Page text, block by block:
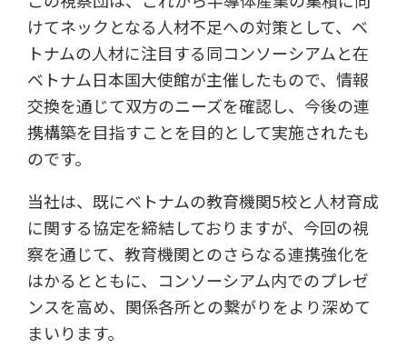
けてネックとなる人材不足への対策として、ベ
トナムの人材に注目する同コンソーシアムと在
ベトナム日本国大使館が主催したもので、情報
交換を通じて双方のニーズを確認し、今後の連
携構築を目指すことを目的として実施されたも
のです。
当社は、既にベトナムの教育機関5校と人材育成
に関する協定を締結しておりますが、今回の視
察を通じて、教育機関とのさらなる連携強化を
はかるとともに、コンソーシアム内でのプレゼ
ンスを高め、関係各所との繋がりをより深めて
まいります。